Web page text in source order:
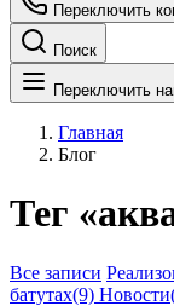
Переключить
Поиск
Переключить
Главная
Блог
Тег
Все записи
батутах(9) Новости